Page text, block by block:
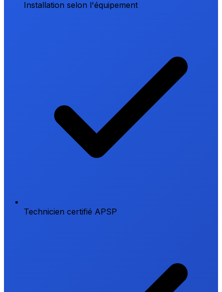
Installation selon l'équipement
Technicien certifié APSP